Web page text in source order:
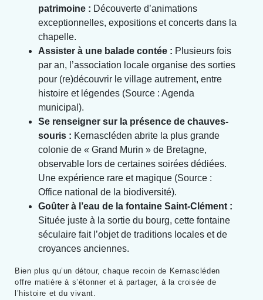
patrimoine : Découverte d’animations
exceptionnelles, expositions et concerts dans la
chapelle.
Assister à une balade contée : Plusieurs fois
par an, l’association locale organise des sorties
pour (re)découvrir le village autrement, entre
histoire et légendes (Source : Agenda
municipal).
Se renseigner sur la présence de chauves-
souris : Kernascléden abrite la plus grande
colonie de « Grand Murin » de Bretagne,
observable lors de certaines soirées dédiées.
Une expérience rare et magique (Source :
Office national de la biodiversité).
Goûter à l’eau de la fontaine Saint-Clément :
Située juste à la sortie du bourg, cette fontaine
séculaire fait l’objet de traditions locales et de
croyances anciennes.
Bien plus qu’un détour, chaque recoin de Kernascléden
offre matière à s’étonner et à partager, à la croisée de
l’histoire et du vivant.